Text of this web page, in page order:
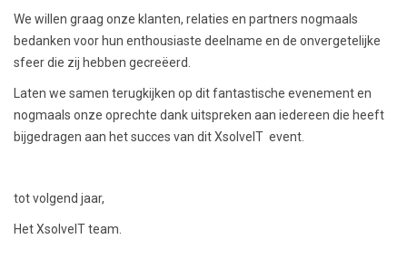
We willen graag onze klanten, relaties en partners nogmaals
bedanken voor hun enthousiaste deelname en de onvergetelijke
sfeer die zij hebben gecreëerd.
Laten we samen terugkijken op dit fantastische evenement en
nogmaals onze oprechte dank uitspreken aan iedereen die heeft
bijgedragen aan het succes van dit XsolveIT event.
tot volgend jaar,
Het XsolveIT team.